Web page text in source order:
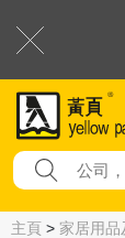
主頁 > 家居用品